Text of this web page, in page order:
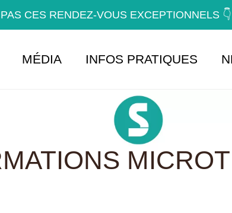
CES RENDEZ-VOUS EXCEPTIONNELS
MÉDIA INFOS PRATIQUES